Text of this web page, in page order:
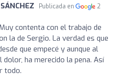
Publicada en
2
Muy contenta con el trabajo de
la de Sergio. La verdad es que
que empecé y aunque al
ha merecido la pena. Así
todo.